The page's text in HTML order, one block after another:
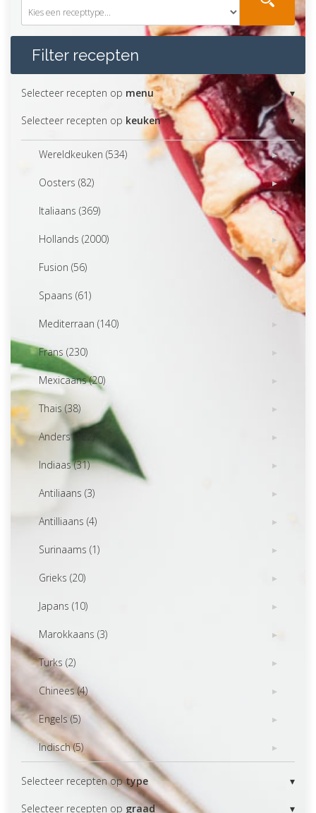
Filter recepten
Selecteer recepten op menu
Selecteer recepten op keuken
Wereldkeuken (534)
Oosters (82)
Italiaans (369)
Hollands (2000)
Fusion (56)
Spaans (61)
Mediterraan (140)
Frans (230)
Mexicaans (20)
Thais (38)
Anders (122)
Indiaas (31)
Antiliaans (3)
Antilliaans (4)
Surinaams (1)
Grieks (20)
Japans (10)
Marokkaans (3)
Turks (2)
Chinees (4)
Engels (5)
Indisch (5)
Selecteer recepten optype
Selecteer recepten op graad